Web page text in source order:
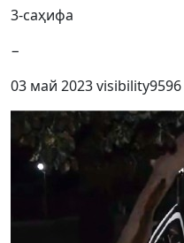
3-саҳифа
−
03 май 2023visibility9596